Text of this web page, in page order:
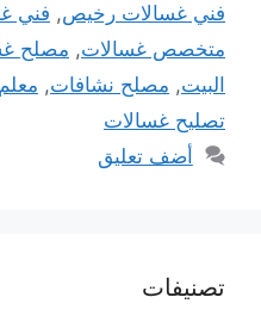
فني غسالات رخيص, فني
متخصص غسالات, مصلح
البيت, مصلح نشافات,
تصليح غسالات
أضف تعليق
تصنيفات